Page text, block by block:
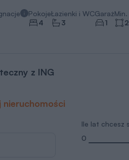
Pokoje
4
Łazienki i WC
3
Garaż
1
Min.
z ING
Ile lat chcesz
0